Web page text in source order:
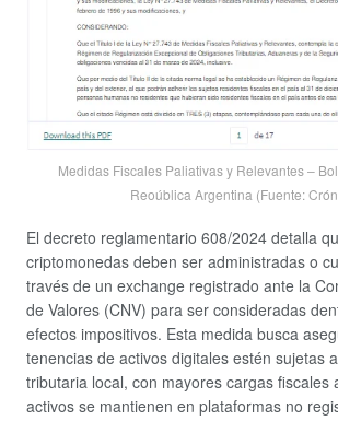
Medidas Fiscales Paliativas y Relevantes –
Reoública Argentina (Fuente:
El decreto reglamentario 608/2024 detalla
criptomonedas deben ser administradas o
través de un exchange registrado ante la
de Valores (CNV) para ser consideradas
efectos impositivos. Esta medida busca
tenencias de activos digitales estén sujetas
tributaria local, con mayores cargas fiscales
activos se mantienen en plataformas no